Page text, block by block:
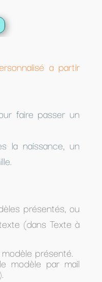
a partir
faire passer un
la naissance, un
présentés, ou
(dans Texte à
présenté.
modèle par mail